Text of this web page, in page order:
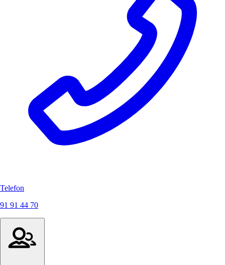
Telefon
91 91 44 70